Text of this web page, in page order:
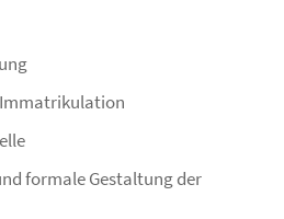
formale Gestaltung der